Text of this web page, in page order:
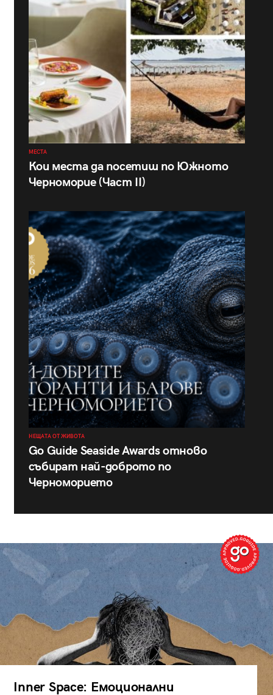
МЕСТА
Кои места да посетиш по Южното
Черноморие (Част II)
НЕЩАТА ОТ ЖИВОТА
Go Guide Seaside Awards отново
събират най-доброто по
Черноморието
Inner Space: Емоционални